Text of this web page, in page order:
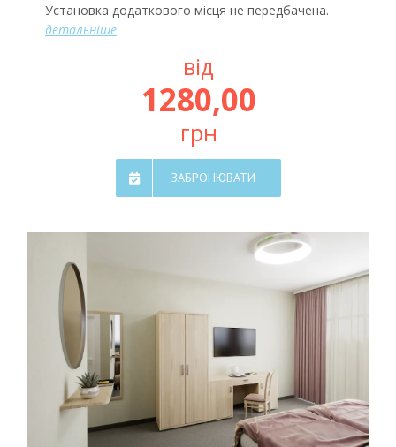
Установка додаткового місця не передбачена.
детальніше
від
1280,00
грн
ЗАБРОНЮВАТИ